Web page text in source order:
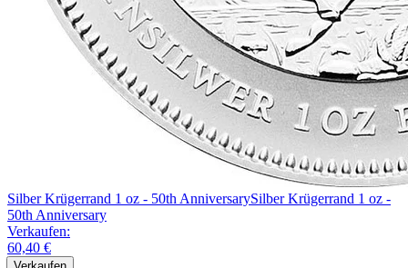
Silber Krügerrand 1 oz - 50th AnniversarySilber Krügerrand 1 oz -
50th Anniversary
Verkaufen:
60,40 €